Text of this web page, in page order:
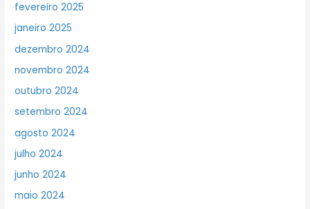
fevereiro 2025
janeiro 2025
dezembro 2024
novembro 2024
outubro 2024
setembro 2024
agosto 2024
julho 2024
junho 2024
maio 2024